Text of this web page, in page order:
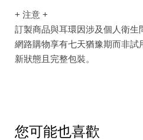
+ 注意 +
訂製商品與耳環因涉及個人衛生
網路購物享有七天猶豫期而非試
新狀態且完整包裝。
您可能也喜歡